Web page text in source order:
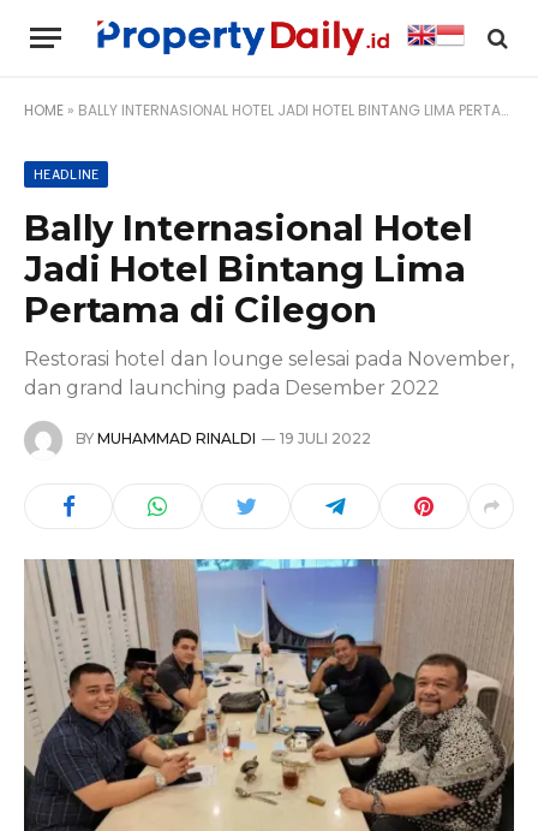
HOME » BALLY INTERNASIONAL HOTEL JADI HOTEL BINTANG LIMA PERTAMA DI CILEGON
HEADLINE
Bally Internasional Hotel
Jadi Hotel Bintang Lima
Pertama di Cilegon
Restorasi hotel dan lounge selesai pada November,
dan grand launching pada Desember 2022
BY MUHAMMAD RINALDI 19 JULI 2022